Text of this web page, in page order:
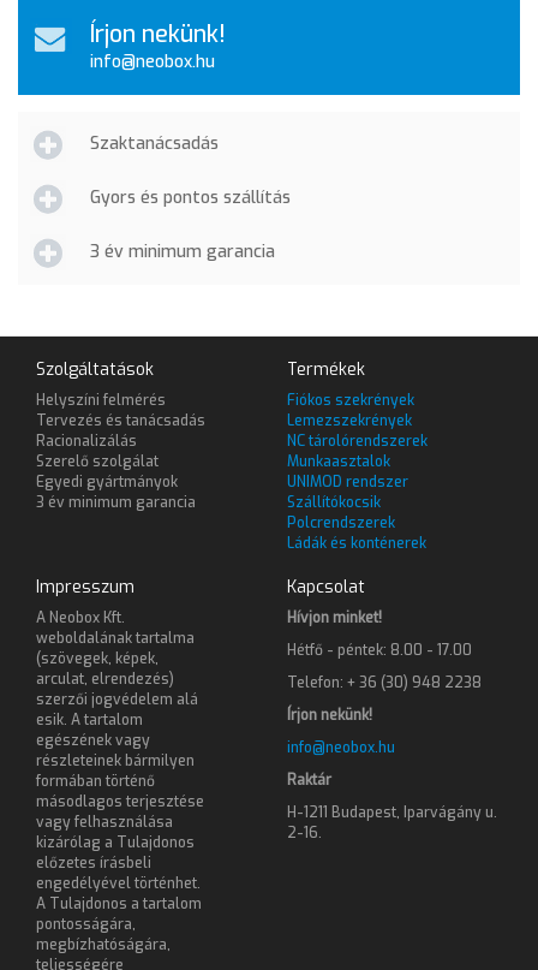
Írjon nekünk!
info@neobox.hu
Szaktanácsadás
Gyors és pontos szállítás
3 év minimum garancia
Szolgáltatások
Helyszíni felmérés
Tervezés és tanácsadás
Racionalizálás
Szerelő szolgálat
Egyedi gyártmányok
3 év minimum garancia
Termékek
Fiókos szekrények
Lemezszekrények
NC tárolórendszerek
Munkaasztalok
UNIMOD rendszer
Szállítókocsik
Polcrendszerek
Ládák és konténerek
Impresszum
A Neobox Kft.
weboldalának tartalma
(szövegek, képek,
arculat, elrendezés)
szerzői jogvédelem alá
esik. A tartalom
egészének vagy
részleteinek bármilyen
formában történő
másodlagos terjesztése
vagy felhasználása
kizárólag a Tulajdonos
előzetes írásbeli
engedélyével történhet.
A Tulajdonos a tartalom
pontosságára,
megbízhatóságára,
teljességére
Kapcsolat
Hívjon minket!
Hétfő - péntek: 8.00 - 17.00
Telefon: + 36 (30) 948 2238
Írjon nekünk!
info@neobox.hu
Raktár
H-1211 Budapest, Iparvágány u.
2-16.